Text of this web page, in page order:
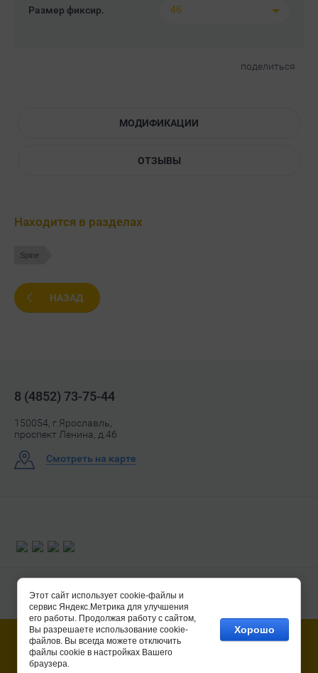
Размер фиксир. 46
поделиться
МОДИФИКАЦИИ
ОТЗЫВЫ
Находится в разделах
Spine
НАЗАД
8 (4852) 73-75-44
150054, г.Ярославль,
проспект Ленина, д.46
Смотреть на карте
© 2017 - 2026 магазин "Турист"
Этот сайт использует cookie-файлы и
сервис Яндекс.Метрика для улучшения
его работы. Продолжая работу с сайтом,
Вы разрешаете использование cookie-
файлов. Вы всегда можете отключить
файлы cookie в настройках Вашего
браузера.
Хорошо